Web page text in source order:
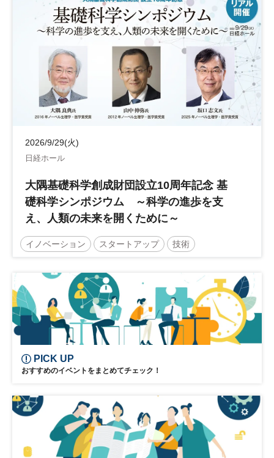
2026/9/29(火)
日経ホール
大隅基礎科学創成財団設立10周年記念 基
礎科学シンポジウム ～科学の進歩を支
え、人類の未来を開くために～
イノベーション スタートアップ 技術
PICK UP
おすすめのイベントをまとめてチェック！